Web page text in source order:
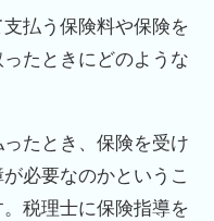
払う保険料や保険を
たときにどのような
たとき、保険を受け
必要なのかというこ
税理士に保険指導を